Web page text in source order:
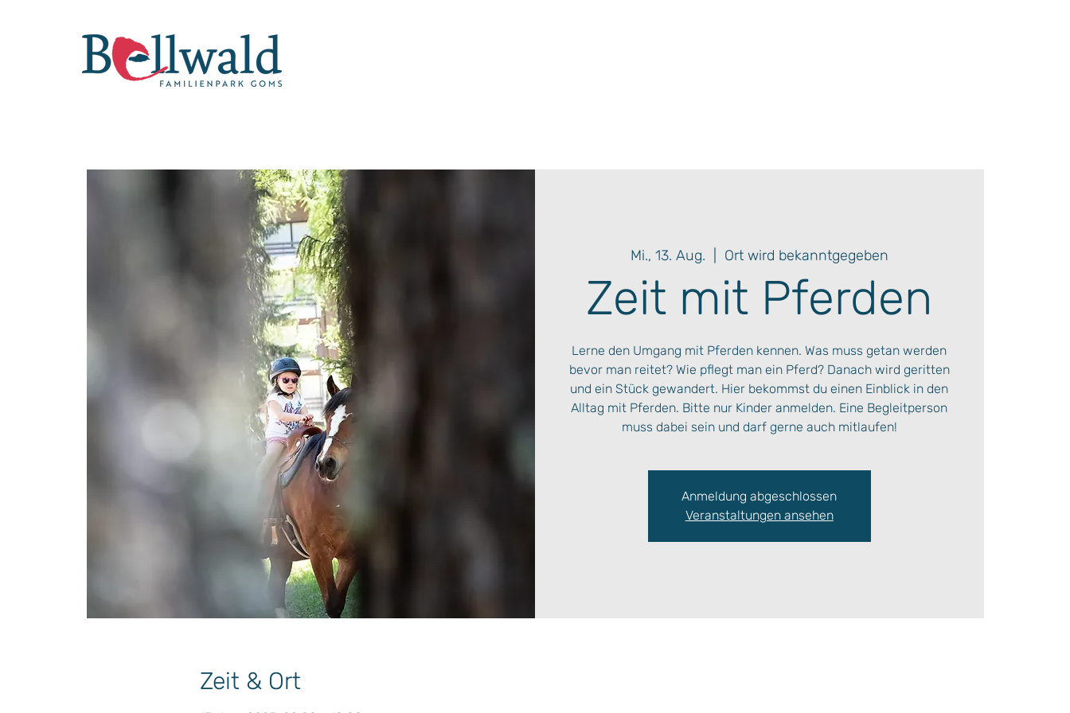
Mi., 13. Aug. Ort wird bekanntgegeben
Zeit mit Pferden
Lerne den Umgang mit Pferden kennen. Was muss getan werden
bevor man reitet? Wie pflegt man ein Pferd? Danach wird geritten
und ein Stück gewandert. Hier bekommst du einen Einblick in den
Alltag mit Pferden. Bitte nur Kinder anmelden. Eine Begleitperson
muss dabei sein und darf gerne auch mitlaufen!
Anmeldung abgeschlossen
Veranstaltungen ansehen
Zeit & Ort